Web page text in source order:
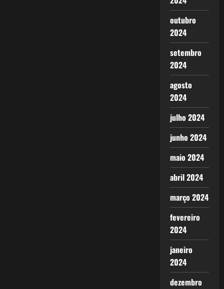
outubro
2024
setembro
2024
agosto
2024
julho 2024
junho 2024
maio 2024
abril 2024
março 2024
fevereiro
2024
janeiro
2024
dezembro